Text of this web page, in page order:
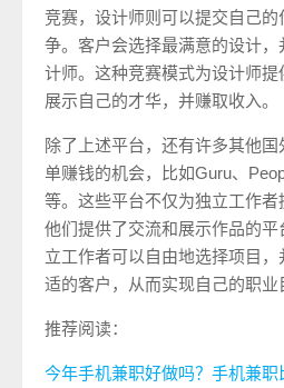
竞赛，设计师则可以提交自己
争。客户会选择最满意的设计
计师。这种竞赛模式为设计师
展示自己的才华，并赚取收入。
除了上述平台，还有许多其他
单赚钱的机会，比如Guru、
等。这些平台不仅为独立工作
他们提供了交流和展示作品的
立工作者可以自由地选择项目
适的客户，从而实现自己的职业
推荐阅读：
今年手机兼职好做吗？手机兼